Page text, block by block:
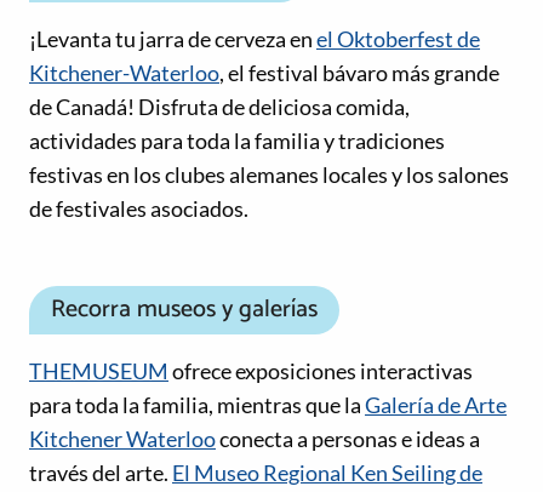
¡Levanta tu jarra de cerveza enel Oktoberfest de
Kitchener-Waterloo, el festival bávaro más grande
de Canadá! Disfruta de deliciosa comida,
actividades para toda la familia y tradiciones
festivas en los clubes alemanes locales y los salones
de festivales asociados.
Recorra museos y galerías
THEMUSEUM ofrece exposiciones interactivas
para toda la familia, mientras que laGalería de Arte
Kitchener Waterlooconecta a personas e ideas a
través del arte. El Museo Regional Ken Seiling de